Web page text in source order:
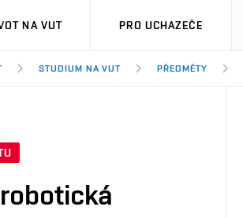
NA VUT PRO UCHAZEČE
STUDIUM NA VUT PŘEDMĚTY